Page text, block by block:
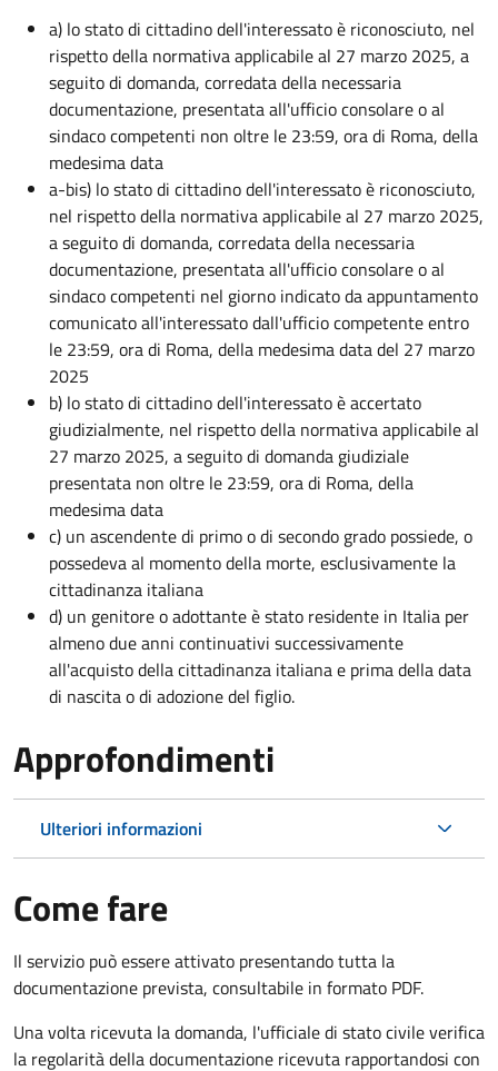
a) lo stato di cittadino dell'interessato è riconosciuto, nel
rispetto della normativa applicabile al 27 marzo 2025, a
seguito di domanda, corredata della necessaria
documentazione, presentata all'ufficio consolare o al
sindaco competenti non oltre le 23:59, ora di Roma, della
medesima data
a-bis) lo stato di cittadino dell'interessato è riconosciuto,
nel rispetto della normativa applicabile al 27 marzo 2025,
a seguito di domanda, corredata della necessaria
documentazione, presentata all'ufficio consolare o al
sindaco competenti nel giorno indicato da appuntamento
comunicato all'interessato dall'ufficio competente entro
le 23:59, ora di Roma, della medesima data del 27 marzo
2025
b) lo stato di cittadino dell'interessato è accertato
giudizialmente, nel rispetto della normativa applicabile al
27 marzo 2025, a seguito di domanda giudiziale
presentata non oltre le 23:59, ora di Roma, della
medesima data
c) un ascendente di primo o di secondo grado possiede, o
possedeva al momento della morte, esclusivamente la
cittadinanza italiana
d) un genitore o adottante è stato residente in Italia per
almeno due anni continuativi successivamente
all'acquisto della cittadinanza italiana e prima della data
di nascita o di adozione del figlio.
Approfondimenti
Ulteriori informazioni
Come fare
Il servizio può essere attivato presentando tutta la
documentazione prevista, consultabile in formato PDF.
Una volta ricevuta la domanda, l'ufficiale di stato civile verifica
la regolarità della documentazione ricevuta rapportandosi con